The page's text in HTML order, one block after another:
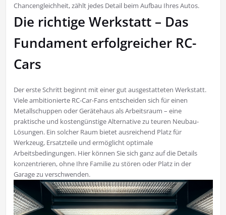
Chancengleichheit, zählt jedes Detail beim Aufbau Ihres Autos.
Die richtige Werkstatt – Das
Fundament erfolgreicher RC-
Cars
Der erste Schritt beginnt mit einer gut ausgestatteten Werkstatt.
Viele ambitionierte RC-Car-Fans entscheiden sich für einen
Metallschuppen oder Gerätehaus als Arbeitsraum – eine
praktische und kostengünstige Alternative zu teuren Neubau-
Lösungen. Ein solcher Raum bietet ausreichend Platz für
Werkzeug, Ersatzteile und ermöglicht optimale
Arbeitsbedingungen. Hier können Sie sich ganz auf die Details
konzentrieren, ohne Ihre Familie zu stören oder Platz in der
Garage zu verschwenden.